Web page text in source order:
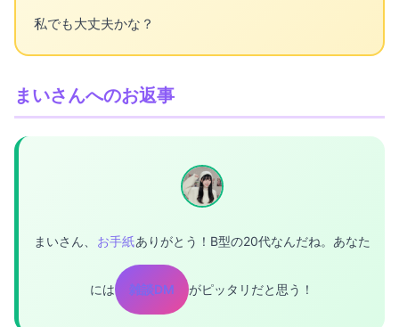
私でも大丈夫かな？
まいさんへのお返事
まいさん、 お手紙ありがとう！B型の20代なんだね。あなた
には 雑談DM がピッタリだと思う！